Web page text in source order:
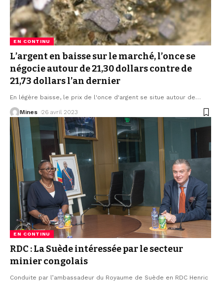
EN CONTINU
L’argent en baisse sur le marché, l’once se
négocie autour de 21,30 dollars contre de
21,73 dollars l’an dernier
En légère baisse, le prix de l'once d'argent se situe autour de…
Mines 26 avril 2023
EN CONTINU
RDC : La Suède intéressée par le secteur
minier congolais
Conduite par l’ambassadeur du Royaume de Suède en RDC Henric